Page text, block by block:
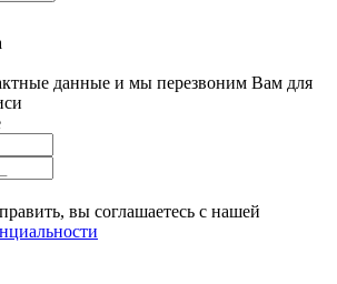
данные и мы перезвоним Вам для
вы соглашаетесь с нашей